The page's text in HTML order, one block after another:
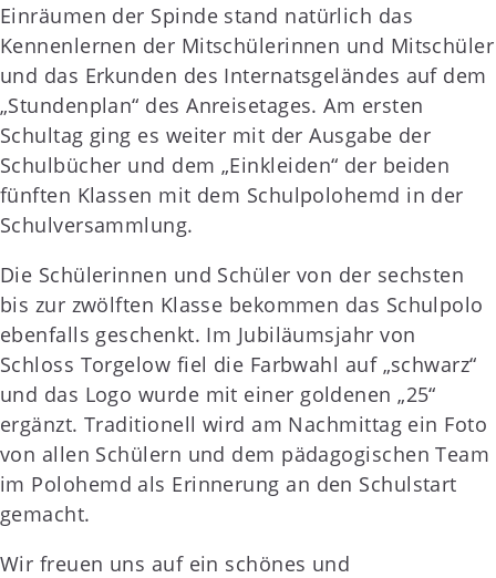
Einräumen der Spinde stand natürlich das
Kennenlernen der Mitschülerinnen und Mitschüler
und das Erkunden des Internatsgeländes auf dem
„Stundenplan“ des Anreisetages. Am ersten
Schultag ging es weiter mit der Ausgabe der
Schulbücher und dem „Einkleiden“ der beiden
fünften Klassen mit dem Schulpolohemd in der
Schulversammlung.
Die Schülerinnen und Schüler von der sechsten
bis zur zwölften Klasse bekommen das Schulpolo
ebenfalls geschenkt. Im Jubiläumsjahr von
Schloss Torgelow fiel die Farbwahl auf „schwarz“
und das Logo wurde mit einer goldenen „25“
ergänzt. Traditionell wird am Nachmittag ein Foto
von allen Schülern und dem pädagogischen Team
im Polohemd als Erinnerung an den Schulstart
gemacht.
Wir freuen uns auf ein schönes und